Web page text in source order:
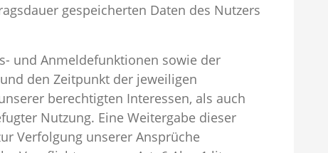
gespeicherten Daten des Nutzers
und Anmeldefunktionen sowie der
den Zeitpunkt der jeweiligen
berechtigten Interessen, als auch
Nutzung. Eine Weitergabe dieser
Verfolgung unserer Ansprüche